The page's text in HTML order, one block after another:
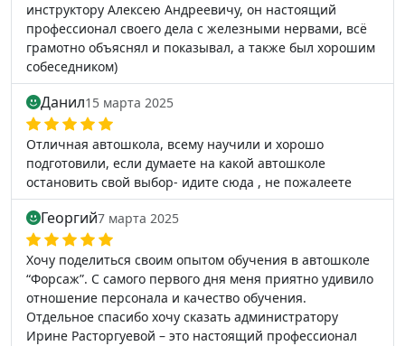
инструктору Алексею Андреевичу, он настоящий
профессионал своего дела с железными нервами, всё
грамотно объяснял и показывал, а также был хорошим
собеседником)
Данил15 марта 2025
Отличная автошкола, всему научили и хорошо
подготовили, если думаете на какой автошколе
остановить свой выбор- идите сюда , не пожалеете
Георгий7 марта 2025
Хочу поделиться своим опытом обучения в автошколе
“Форсаж”. С самого первого дня меня приятно удивило
отношение персонала и качество обучения.
Отдельное спасибо хочу сказать администратору
Ирине Расторгуевой – это настоящий профессионал